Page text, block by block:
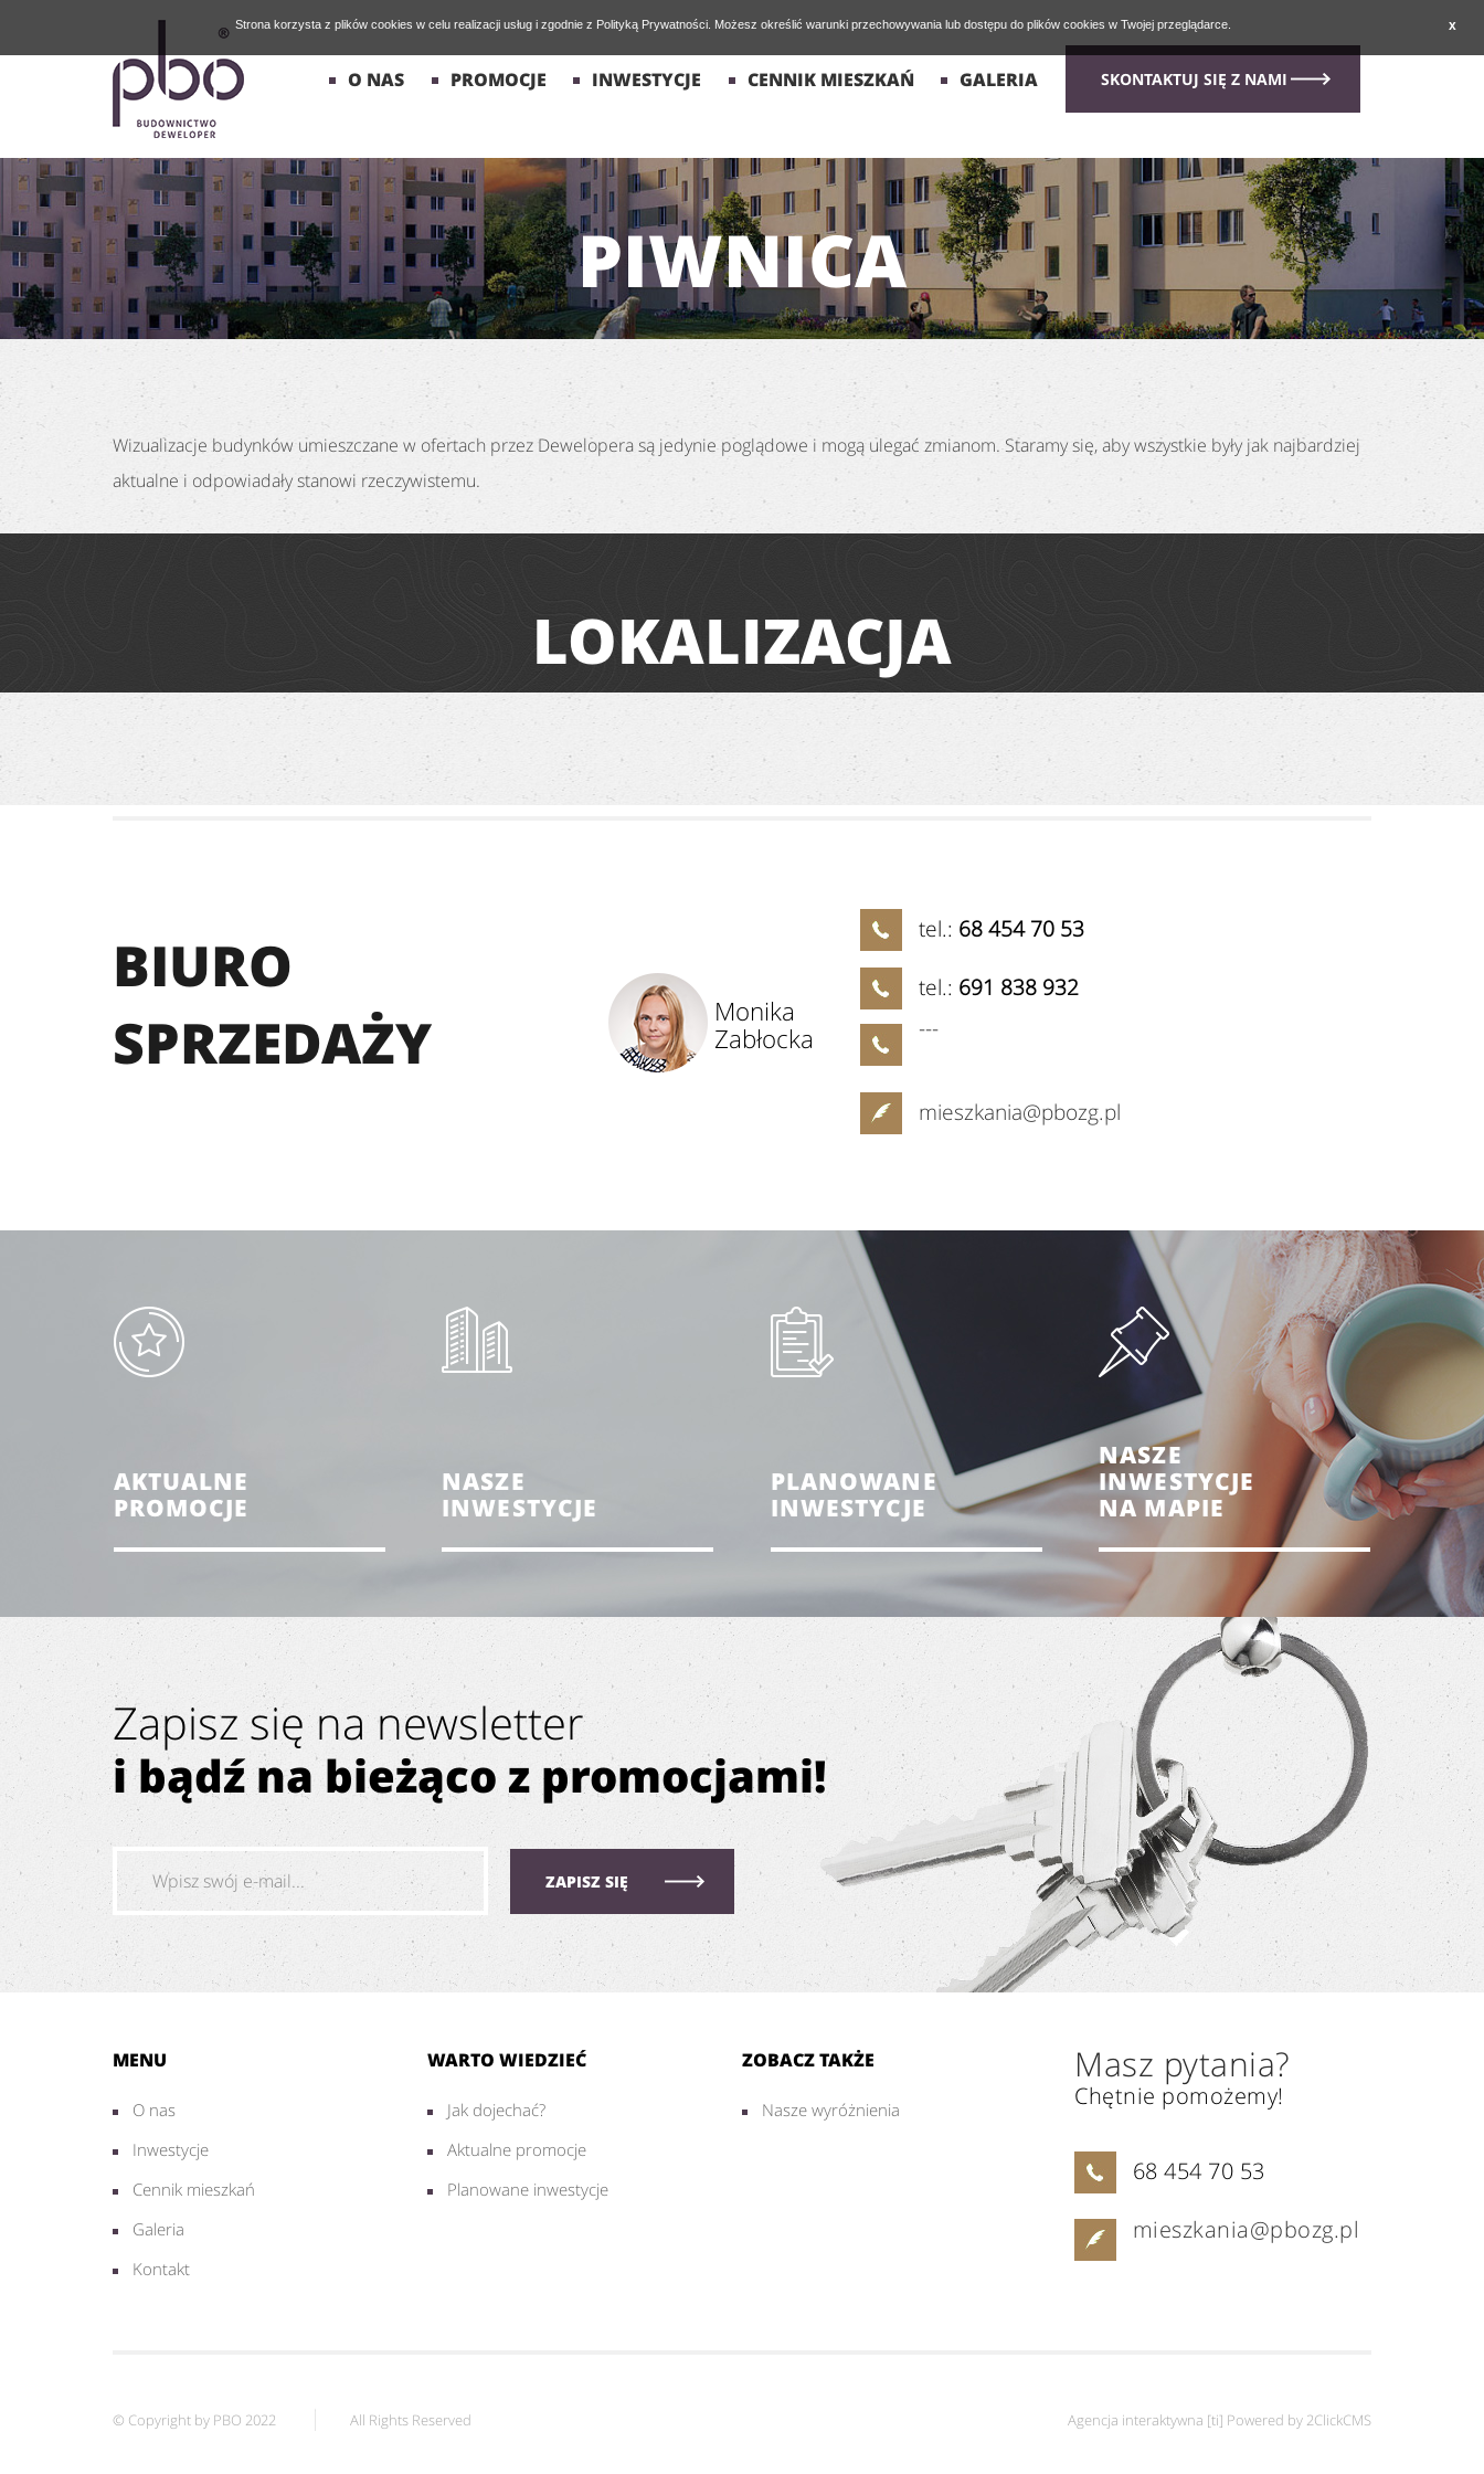
x
Strona korzysta z plików cookies w celu realizacji usług i zgodnie z Polityką Prywatności. Możesz określić warunki przechowywania lub dostępu do plików cookies w Twojej przeglądarce.
O NAS PROMOCJE INWESTYCJE CENNIK MIESZKAŃ GALERIA SKONTAKTUJ SIĘ Z NAMI
PIWNICA
Wizualizacje budynków umieszczane w ofertach przez Dewelopera są jedynie poglądowe i mogą ulegać zmianom. Staramy się, aby wszystkie były jak najbardziej
aktualne i odpowiadały stanowi rzeczywistemu.
LOKALIZACJA
BIURO
SPRZEDAŻY
Monika
Zabłocka
tel.: 68 454 70 53
tel.: 691 838 932
---
mieszkania@pbozg.pl
AKTUALNE
PROMOCJE
NASZE
INWESTYCJE
PLANOWANE
INWESTYCJE
NASZE
INWESTYCJE
NA MAPIE
Zapisz się na newsletter
i bądź na bieżąco z promocjami!
MENU
O nas
Inwestycje
Cennik mieszkań
Galeria
Kontakt
WARTO WIEDZIEĆ
Jak dojechać?
Aktualne promocje
Planowane inwestycje
ZOBACZ TAKŻE
Nasze wyróżnienia
Masz pytania?
Chętnie pomożemy!
68 454 70 53
mieszkania@pbozg.pl
© Copyright by PBO 2022 All Rights Reserved Agencja interaktywna [ti] Powered by 2ClickCMS